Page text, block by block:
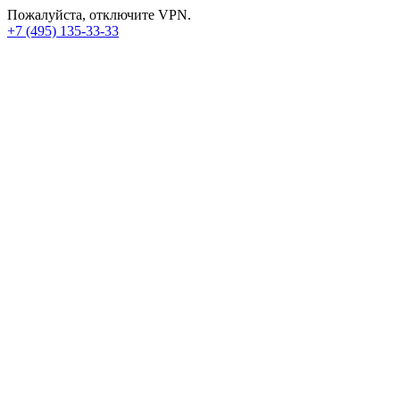
Пожалуйста, отключите VPN.
+7 (495) 135-33-33